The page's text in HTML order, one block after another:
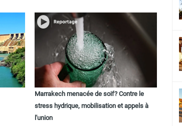
Marrakech menacée de soif? Contre le
stress hydrique, mobilisation et appels à
l'union